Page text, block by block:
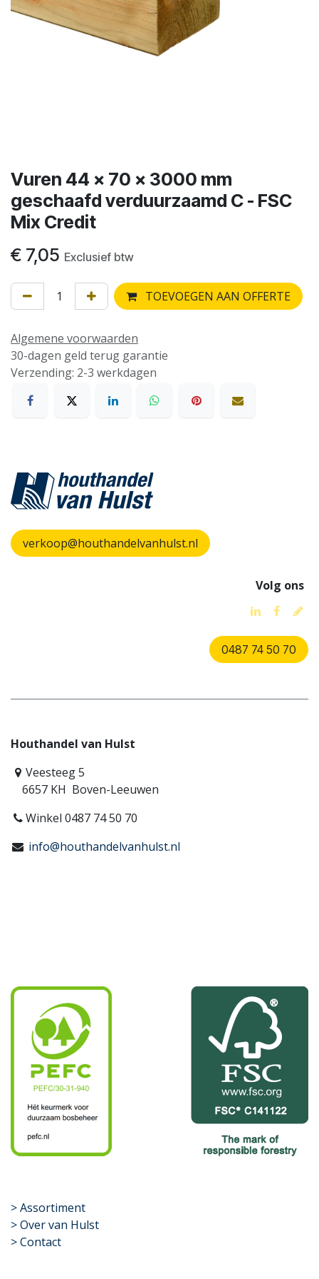
Vuren 44 x 70 x 3000 mm
geschaafd verduurzaamd C - FSC
Mix Credit
€ 7,05 Exclusief btw
TOEVOEGEN AAN OFFERTE
Algemene voorwaarden
30-dagen geld terug garantie
Verzending: 2-3 werkdagen
verkoop@houthandelvanhulst.nl
Volg ons
0487 74 50 70
Houthandel van Hulst
Veesteeg 5
6657 KH Boven-Leeuwen
Winkel 0487 74 50 70
info@houthandelvanhulst.nl
​>Assortiment
> Over van Hulst
> Contact